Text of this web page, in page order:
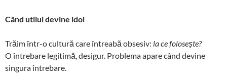
Când utilul devine idol
Trăim într-o cultură care întreabă obsesiv: la ce folosește?
O întrebare legitimă, desigur. Problema apare când devine
singura întrebare.